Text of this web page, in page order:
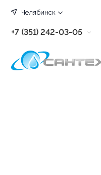
Челябинск
+7 (351) 242-03-05
+7 (351) 242-03-63